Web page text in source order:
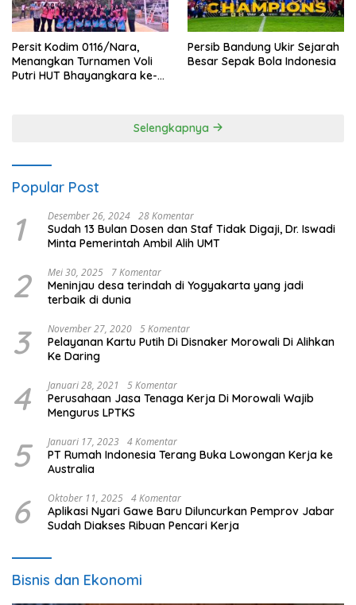
Persit Kodim 0116/Nara,
Menangkan Turnamen Voli
Putri HUT Bhayangkara ke-
Persib Bandung Ukir Sejarah
Besar Sepak Bola Indonesia
Selengkapnya
Popular Post
1 Desember 26, 2024 28 Komentar
Sudah 13 Bulan Dosen dan Staf Tidak Digaji, Dr. Iswadi
Minta Pemerintah Ambil Alih UMT
2 Mei 30, 2025 7 Komentar
Meninjau desa terindah di Yogyakarta yang jadi
terbaik di dunia
3 November 27, 2020 5 Komentar
Pelayanan Kartu Putih Di Disnaker Morowali Di Alihkan
Ke Daring
4 Januari 28, 2021 5 Komentar
Perusahaan Jasa Tenaga Kerja Di Morowali Wajib
Mengurus LPTKS
5 Januari 17, 2023 4 Komentar
PT Rumah Indonesia Terang Buka Lowongan Kerja ke
Australia
6 Oktober 11, 2025 4 Komentar
Aplikasi Nyari Gawe Baru Diluncurkan Pemprov Jabar
Sudah Diakses Ribuan Pencari Kerja
Bisnis dan Ekonomi